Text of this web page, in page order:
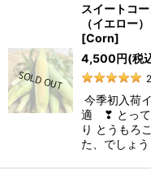
スイートコ
（イエロー
[Corn]
4,500円(税
2
今季初入荷
適 ❣ とって
り とうもろ
た、でしょ